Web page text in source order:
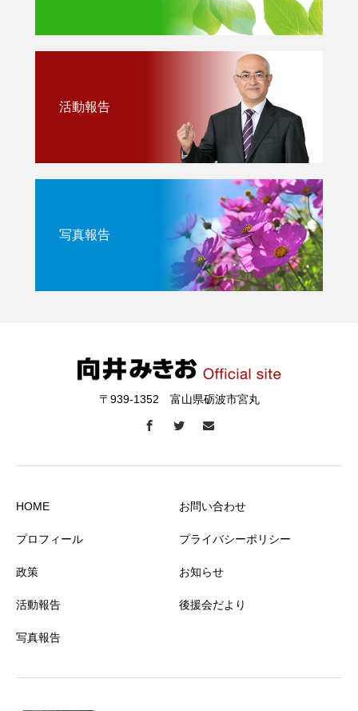
活動報告
写真報告
〒939-1352 富山県砺波市宮丸
HOME
プロフィール
政策
活動報告
写真報告
お問い合わせ
プライバシーポリシー
お知らせ
後援会だより